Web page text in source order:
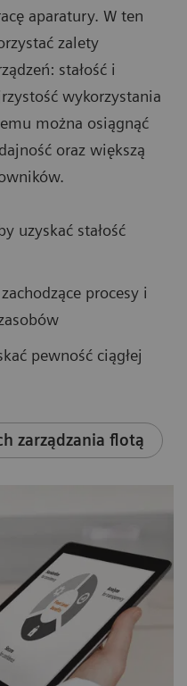
aparatury. W ten
zalety
stałość i
wykorzystania
można osiągnąć
oraz większą
uzyskać stałość
procesy i
pewność ciągłej
zarządzania flotą